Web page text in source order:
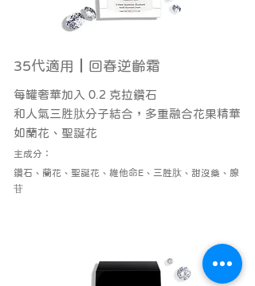
35代適用┃回春逆齡霜
每罐奢華加入 0.2 克拉鑽石
和人氣三胜肽分子結合，多重融合花果精華
如蘭花、聖誕花
​主成分：
鑽石、蘭花、聖誕花、維他命E、三胜肽、甜沒藥、腺
苷